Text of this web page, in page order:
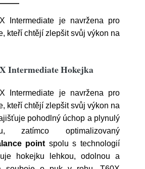
Intermediate je navržena pro
kteří chtějí zlepšit svůj výkon na
Intermediate Hokejka
Intermediate je navržena pro
kteří chtějí zlepšit svůj výkon na
pohodlný úchop a plynulý
zatímco optimalizovaný
point spolu s technologií
hokejku lehkou, odolnou a